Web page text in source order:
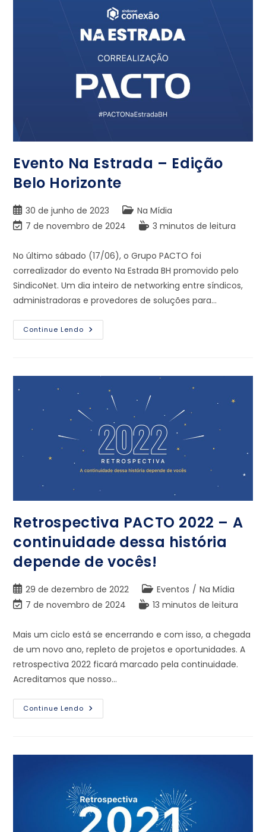
Evento Na Estrada – Edição
Belo Horizonte
30 de junho de 2023
Na Mídia
7 de novembro de 2024
3 minutos de leitura
No último sábado (17/06), o Grupo PACTO foi
correalizador do evento Na Estrada BH promovido pelo
SindicoNet. Um dia inteiro de networking entre síndicos,
administradoras e provedores de soluções para…
Continue Lendo
Retrospectiva PACTO 2022 – A
continuidade dessa história
depende de vocês!
29 de dezembro de 2022 Eventos / Na Mídia
7 de novembro de 2024
13 minutos de leitura
Mais um ciclo está se encerrando e com isso, a chegada
de um novo ano, repleto de projetos e oportunidades. A
retrospectiva 2022 ficará marcado pela continuidade.
Acreditamos que nosso…
Continue Lendo